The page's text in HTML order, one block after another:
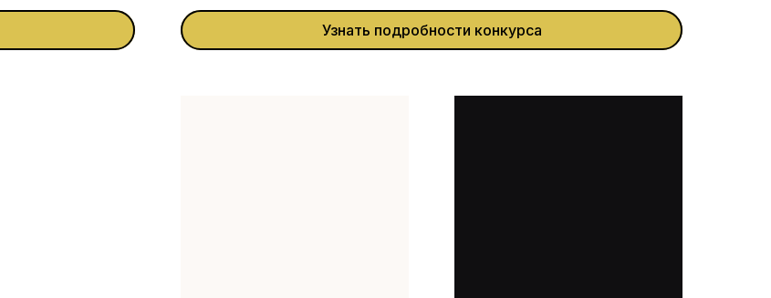
Узнать подробности конкурса